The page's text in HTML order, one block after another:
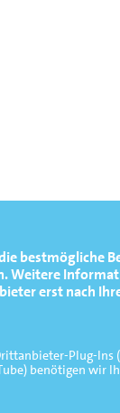
bestmögliche
erst nach
Plug-Ins
benötigen wir